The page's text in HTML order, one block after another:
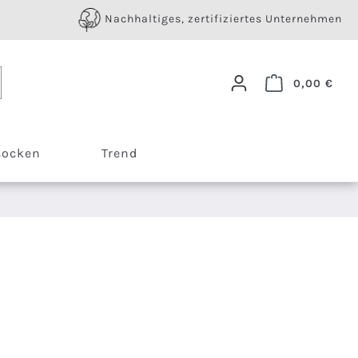
Nachhaltiges, zertifiziertes Unternehmen
0,00 €
Trend